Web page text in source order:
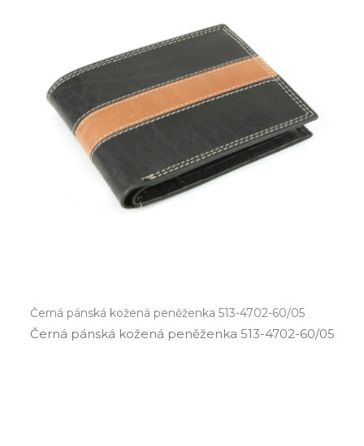
Černá pánská kožená peněženka 513-4702-60/05
Černá pánská kožená peněženka 513­-4702­-60/05